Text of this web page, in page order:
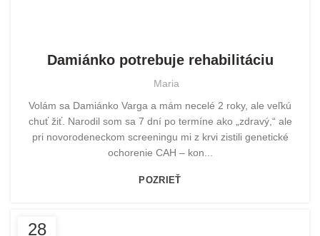
Damiánko potrebuje rehabilitáciu
Maria
Volám sa Damiánko Varga a mám necelé 2 roky, ale veľkú
chuť žiť. Narodil som sa 7 dní po termíne ako „zdravý,“ ale
pri novorodeneckom screeningu mi z krvi zistili genetické
ochorenie CAH – kon...
POZRIEŤ
28